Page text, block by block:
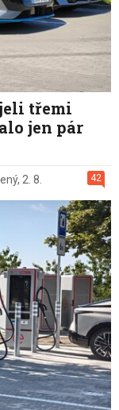
třemi
jen pár
42
, 2. 8.